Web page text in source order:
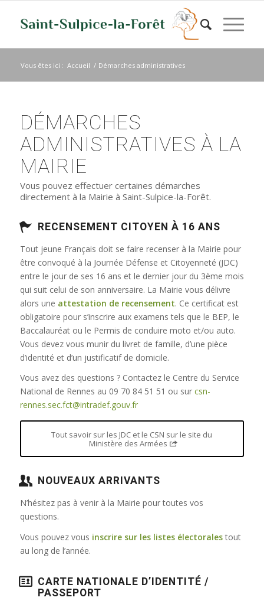
Vous êtes ici : Accueil / Démarches administratives
DÉMARCHES
ADMINISTRATIVES À LA
MAIRIE
Vous pouvez effectuer certaines démarches
directement à la Mairie à Saint-Sulpice-la-Forêt.
RECENSEMENT CITOYEN À 16 ANS
Tout jeune Français doit se faire recenser à la Mairie pour
être convoqué à la Journée Défense et Citoyenneté (JDC)
entre le jour de ses 16 ans et le dernier jour du 3ème mois
qui suit celui de son anniversaire. La Mairie vous délivre
alors une attestation de recensement. Ce certificat est
obligatoire pour s’inscrire aux examens tels que le BEP, le
Baccalauréat ou le Permis de conduire moto et/ou auto.
Vous devez vous munir du livret de famille, d’une pièce
d’identité et d’un justificatif de domicile.
Vous avez des questions ? Contactez le Centre du Service
National de Rennes au 09 70 84 51 51 ou sur csn-
rennes.sec.fct@intradef.gouv.fr
Tout savoir sur les JDC et le CSN sur le site du
Ministère des Armées
NOUVEAUX ARRIVANTS
N’hésitez pas à venir à la Mairie pour toutes vos
questions.
Vous pouvez vous inscrire sur les listes électoralestout
au long de l’année.
CARTE NATIONALE D’IDENTITÉ /
PASSEPORT